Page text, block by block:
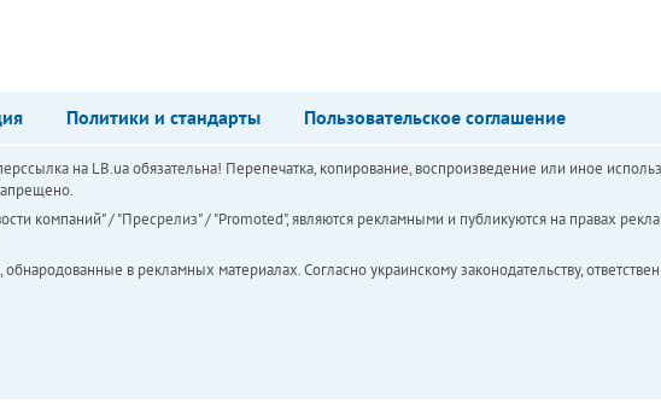
Политики и стандарты Пользовательское соглашение
на LB.ua обязательна! Перепечатка, копирование, воспроизведение или иное
компаний" / "Пресрелиз" / "Promoted", являются рекламными и публикуются на правах
в рекламных материалах. Согласно украинскому законодательству,